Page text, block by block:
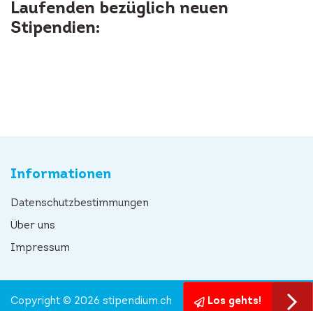
Laufenden bezüglich neuen
Stipendien:
Informationen
Datenschutzbestimmungen
Über uns
Impressum
Los gehts!
Copyright © 2026 stipendium.ch